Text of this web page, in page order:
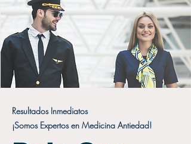
Resultados Inmediatos
¡Somos Expertos en Medicina Antiedad!